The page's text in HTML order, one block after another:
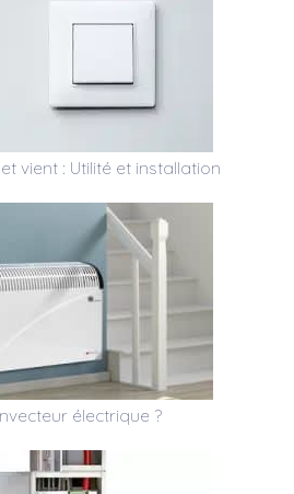
vient : Utilité et installation
électrique ?